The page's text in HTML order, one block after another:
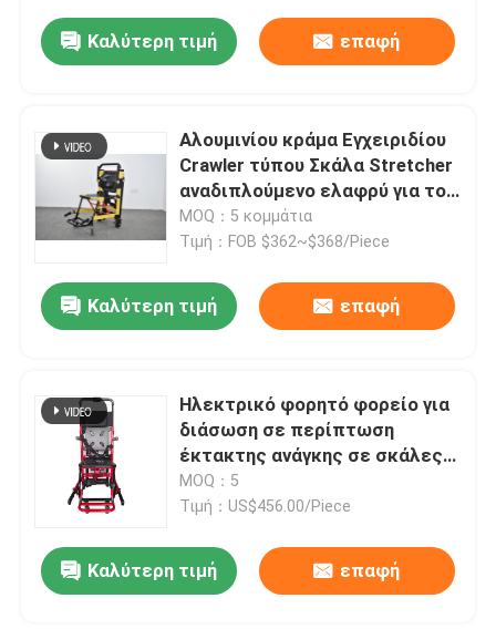
Προϊόντα
Σχετικά με εμάς
Έλεγχος ποιότητας
Επικοινωνήστε μαζί μας
Ειδήσεις
Υποθέσεις
Καλύτερη τιμή επαφή
Αλουμινίου κράμα Εγχειριδίου
Crawler τύπου Σκάλα Stretcher
αναδιπλούμενο ελαφρύ για το
νοσοκομείο μεταφορά
ασθενών
MOQ：5 κομμάτια
Τιμή：FOB $362~$368/Piece
Καλύτερη τιμή επαφή
Ηλεκτρικό φορητό φορείο για
διάσωση σε περίπτωση
έκτακτης ανάγκης σε σκάλες
και διαδρόμους
MOQ：5
Τιμή：US$456.00/Piece
Καλύτερη τιμή επαφή